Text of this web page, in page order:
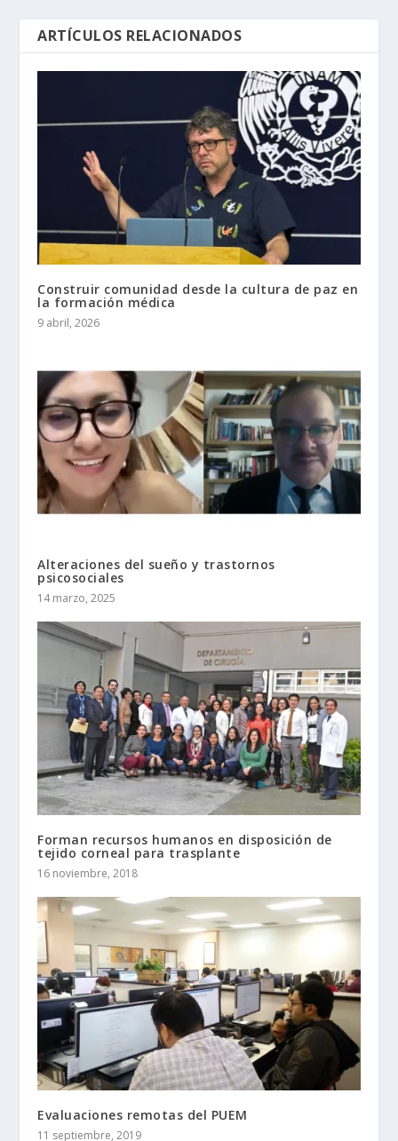
ARTÍCULOS RELACIONADOS
Construir comunidad desde la cultura de paz en
la formación médica
9 abril, 2026
Alteraciones del sueño y trastornos
psicosociales
14 marzo, 2025
Forman recursos humanos en disposición de
tejido corneal para trasplante
16 noviembre, 2018
Evaluaciones remotas del PUEM
11 septiembre, 2019